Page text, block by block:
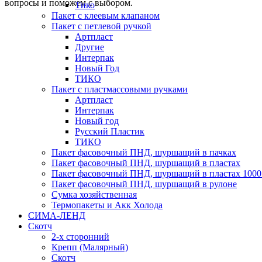
вопросы и поможем с выбором.
Тико
Пакет с клеевым клапаном
Пакет с петлевой ручкой
Артпласт
Другие
Интерпак
Новый Год
ТИКО
Пакет с пластмассовыми ручками
Артпласт
Интерпак
Новый год
Русский Пластик
ТИКО
Пакет фасовочный ПНД, шуршащий в пачках
Пакет фасовочный ПНД, шуршащий в пластах
Пакет фасовочный ПНД, шуршащий в пластах
Пакет фасовочный ПНД, шуршащий в рулоне
Сумка хозяйственная
Термопакеты и Акк Холода
СИМА-ЛЕНД
Скотч
2-х сторонний
Крепп (Малярный)
Скотч